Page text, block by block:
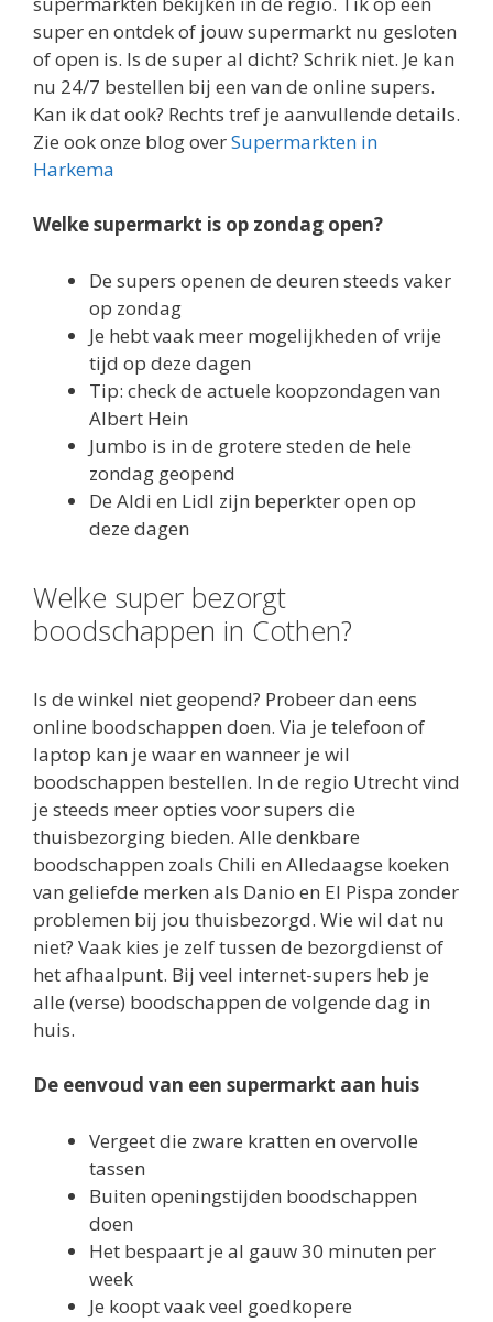
super en ontdek of jouw supermarkt nu gesloten
of open is. Is de super al dicht? Schrik niet. Je kan
nu 24/7 bestellen bij een van de online supers.
Kan ik dat ook? Rechts tref je aanvullende details.
Zie ook onze blog overSupermarkten in
Harkema
Welke supermarkt is op zondag open?
De supers openen de deuren steeds vaker
op zondag
Je hebt vaak meer mogelijkheden of vrije
tijd op deze dagen
Tip: check de actuele koopzondagen van
Albert Hein
Jumbo is in de grotere steden de hele
zondag geopend
De Aldi en Lidl zijn beperkter open op
deze dagen
Welke super bezorgt
boodschappen in Cothen?
Is de winkel niet geopend? Probeer dan eens
online boodschappen doen. Via je telefoon of
laptop kan je waar en wanneer je wil
boodschappen bestellen. In de regio Utrecht vind
je steeds meer opties voor supers die
thuisbezorging bieden. Alle denkbare
boodschappen zoals Chili en Alledaagse koeken
van geliefde merken als Danio en El Pispa zonder
problemen bij jou thuisbezorgd. Wie wil dat nu
niet? Vaak kies je zelf tussen de bezorgdienst of
het afhaalpunt. Bij veel internet-supers heb je
alle (verse) boodschappen de volgende dag in
huis.
De eenvoud van een supermarkt aan huis
Vergeet die zware kratten en overvolle
tassen
Buiten openingstijden boodschappen
doen
Het bespaart je al gauw 30 minuten per
week
Je koopt vaak veel goedkopere